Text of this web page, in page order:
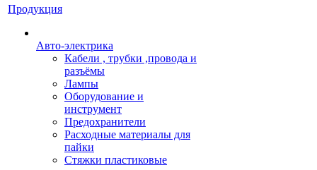
Продукция
Авто-электрика
Кабели , трубки ,провода и
разъёмы
Лампы
Оборудование и
инструмент
Предохранители
Расходные материалы для
пайки
Стяжки пластиковые